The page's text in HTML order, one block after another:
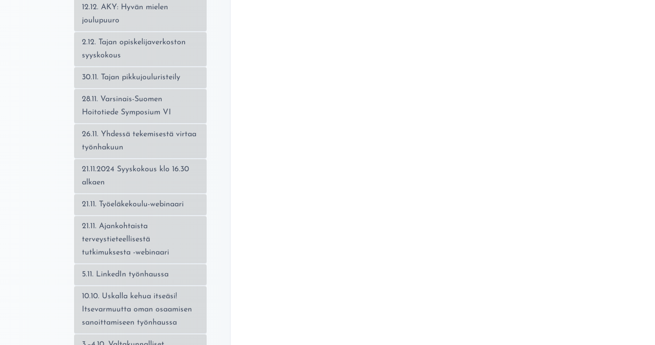
12.12. AKY: Hyvän mielen
joulupuuro
2.12. Tajan opiskelijaverkoston
syyskokous
30.11. Tajan pikkujouluristeily
28.11. Varsinais-Suomen
Hoitotiede Symposium VI
26.11. Yhdessä tekemisestä virtaa
työnhakuun
21.11.2024 Syyskokous klo 16.30
alkaen
21.11. Työeläkekoulu-webinaari
21.11. Ajankohtaista
terveystieteellisestä
tutkimuksesta -webinaari
5.11. LinkedIn työnhaussa
10.10. Uskalla kehua itseäsi!
Itsevarmuutta oman osaamisen
sanoittamiseen työnhaussa